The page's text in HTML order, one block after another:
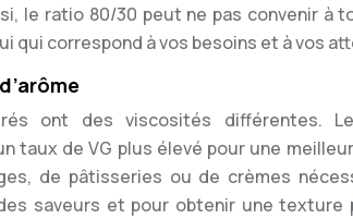
le ratio 80/30 peut ne pas convenir
qui correspond à vos besoins et à vos
ont des viscosités différentes.
taux de VG plus élevé pour une
de pâtisseries ou de crèmes
saveurs et pour obtenir une texture